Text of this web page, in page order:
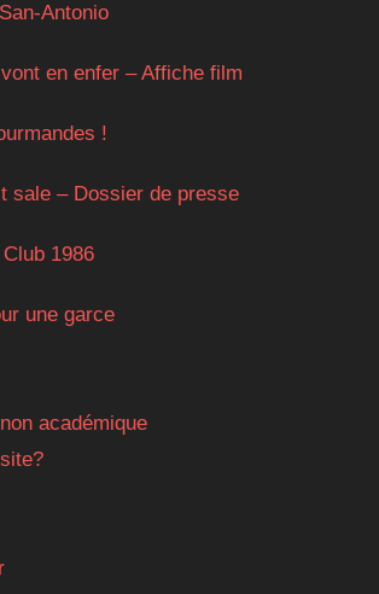
Antonio
en enfer – Affiche film
!
sale – Dossier de presse
1986
une garce
académique